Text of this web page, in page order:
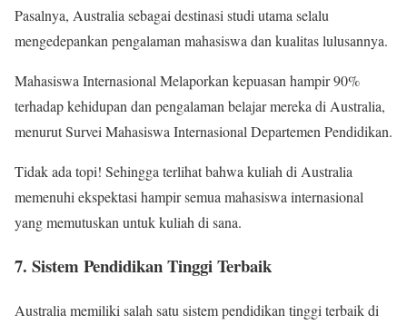
Pasalnya, Australia sebagai destinasi studi utama selalu
mengedepankan pengalaman mahasiswa dan kualitas lulusannya.
Mahasiswa Internasional Melaporkan kepuasan hampir 90%
terhadap kehidupan dan pengalaman belajar mereka di Australia,
menurut Survei Mahasiswa Internasional Departemen Pendidikan.
Tidak ada topi! Sehingga terlihat bahwa kuliah di Australia
memenuhi ekspektasi hampir semua mahasiswa internasional
yang memutuskan untuk kuliah di sana.
7. Sistem Pendidikan Tinggi Terbaik
Australia memiliki salah satu sistem pendidikan tinggi terbaik di